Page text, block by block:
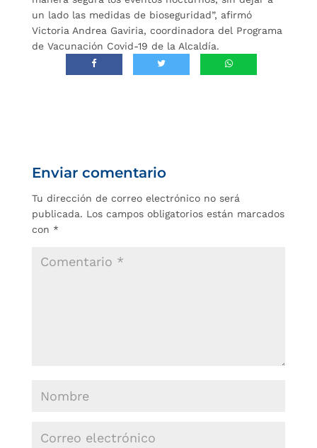
un lado las medidas de bioseguridad”, afirmó
Victoria Andrea Gaviria, coordinadora del Programa
de Vacunación Covid-19 de la Alcaldía.
Enviar comentario
Tu dirección de correo electrónico no será
publicada. Los campos obligatorios están marcados
con *